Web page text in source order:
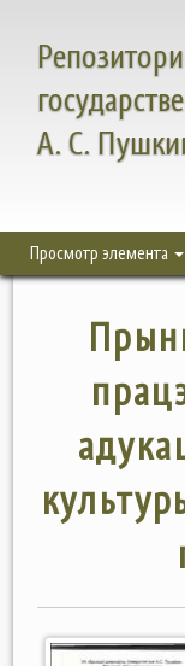
А. С.
Просмотр элемента